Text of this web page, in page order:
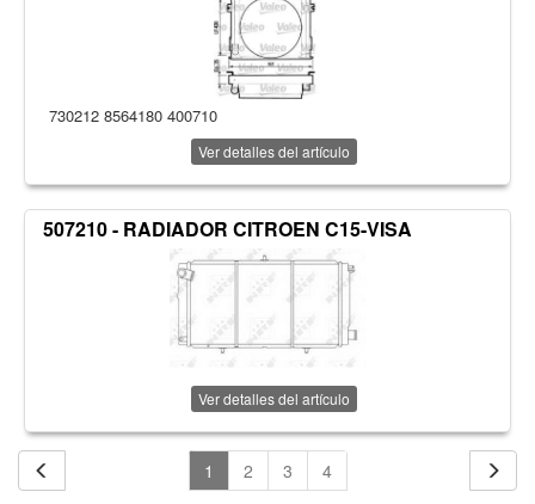
730212 8564180 400710
Ver detalles del artículo
507210 - RADIADOR CITROEN C15-VISA
Ver detalles del artículo
1 2 3 4